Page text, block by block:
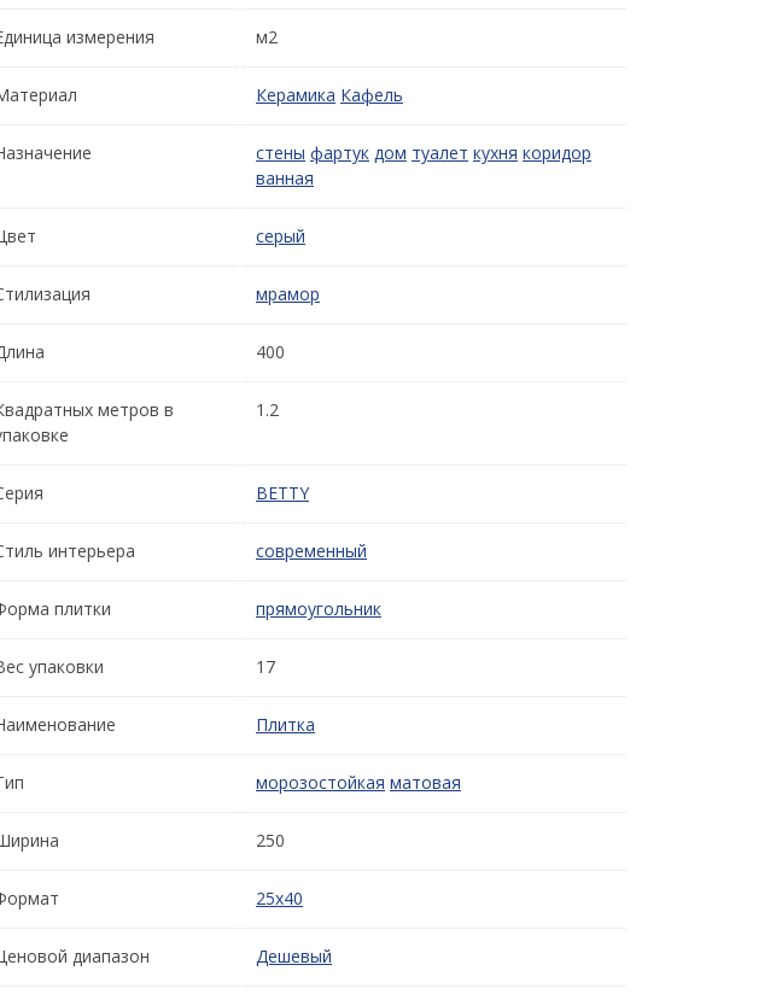
измерения м2
Керамика Кафель
стены фартук дом туалет кухня коридор
ванная
серый
мрамор
400
метров в
1.2
BETTY
интерьера современный
плитки прямоугольник
упаковки 17
Плитка
морозостойкая матовая
250
25x40
диапазон Дешевый